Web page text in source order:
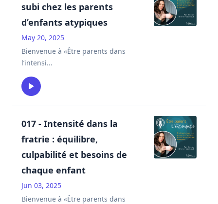
subi chez les parents
d’enfants atypiques
May 20, 2025
Bienvenue à «Être parents dans
l’intensi...
017 - Intensité dans la
fratrie : équilibre,
culpabilité et besoins de
chaque enfant
Jun 03, 2025
Bienvenue à «Être parents dans